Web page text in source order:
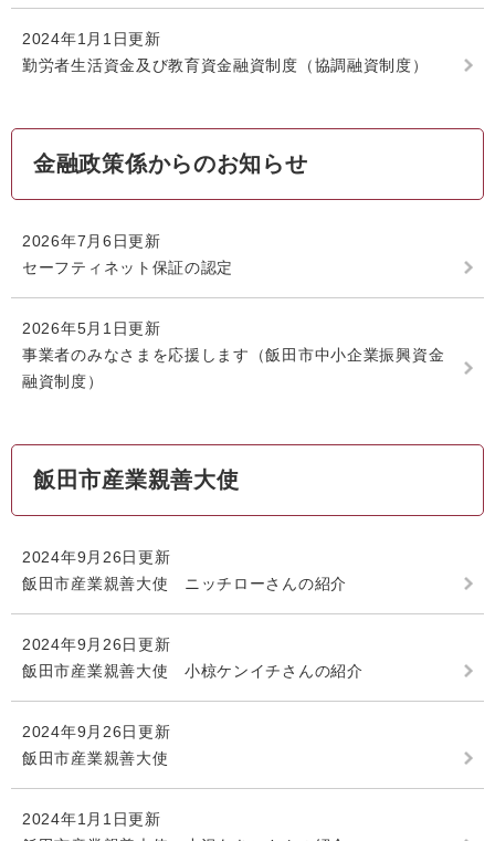
2024年1月1日更新
勤労者生活資金及び教育資金融資制度（協調融資制度）
金融政策係からのお知らせ
2026年7月6日更新
セーフティネット保証の認定
2026年5月1日更新
事業者のみなさまを応援します（飯田市中小企業振興資金
融資制度）
飯田市産業親善大使
2024年9月26日更新
飯田市産業親善大使 ニッチローさんの紹介
2024年9月26日更新
飯田市産業親善大使 小椋ケンイチさんの紹介
2024年9月26日更新
飯田市産業親善大使
2024年1月1日更新